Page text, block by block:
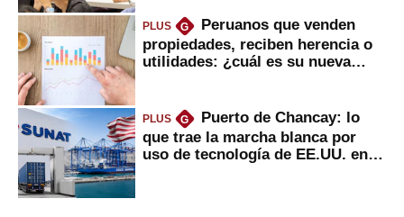
PLUS G
Peruanos que venden
propiedades, reciben herencia o
utilidades: ¿cuál es su nueva
PLUS G
Puerto de Chancay: lo
que trae la marcha blanca por
uso de tecnología de EE.UU. en